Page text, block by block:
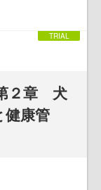
２章 犬
健康管